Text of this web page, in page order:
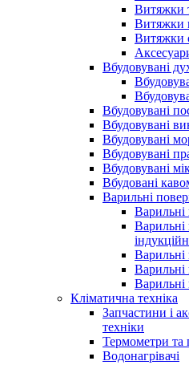
Витяжки
Витяжки
Витяжки
Вбудовувані
Вбудовувані
Вбудовувані
Вбудовувані
Вбудовувані
Вбудовувані
Вбудовані
Варильні
Варильні
Варильні
Варильні
Варильні
Кліматична техніка
Запчастини і
техніки
Термометри та
Водонагрівачі